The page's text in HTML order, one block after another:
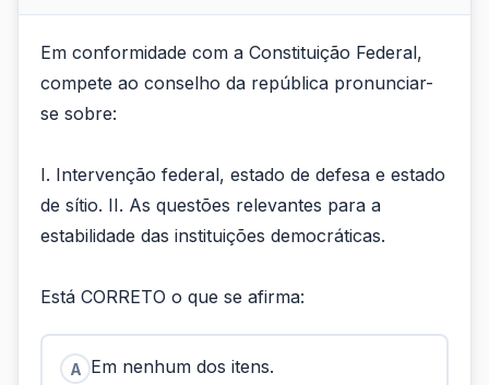
Em conformidade com a Constituição Federal,
compete ao conselho da república pronunciar-
se sobre:
I. Intervenção federal, estado de defesa e estado
de sítio. II. As questões relevantes para a
estabilidade das instituições democráticas.
Está CORRETO o que se afirma:
A Em nenhum dos itens.